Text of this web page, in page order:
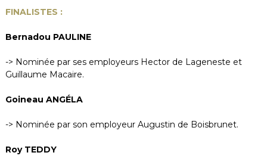
FINALISTES :
Bernadou PAULINE
-> Nominée par ses employeurs Hector de Lageneste et
Guillaume Macaire.
Goineau ANGÉLA
-> Nominée par son employeur Augustin de Boisbrunet.
Roy TEDDY